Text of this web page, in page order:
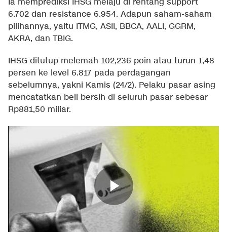
Ia memprediksi IHSG melaju di rentang support
6.702 dan resistance 6.954. Adapun saham-saham
pilihannya, yaitu ITMG, ASII, BBCA, AALI, GGRM,
AKRA, dan TBIG.
IHSG ditutup melemah 102,236 poin atau turun 1,48
persen ke level 6.817 pada perdagangan
sebelumnya, yakni Kamis (24/2). Pelaku pasar asing
mencatatkan beli bersih di seluruh pasar sebesar
Rp881,50 miliar.